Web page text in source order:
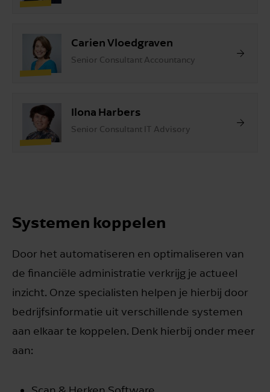
Carien Vloedgraven
Senior Consultant Accountancy
Ilona Harbers
Senior Consultant IT Advisory
Systemen koppelen
Door het automatiseren en optimaliseren van
de financiële administratie verkrijg je actueel
inzicht. Onze specialisten helpen je hierbij door
bedrijfsinformatie uit verschillende systemen
aan elkaar te koppelen. Denk hierbij onder meer
aan: